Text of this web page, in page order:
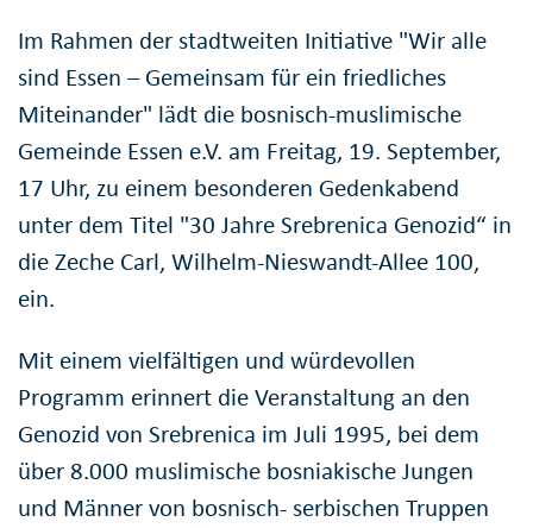
Im Rahmen der stadtweiten Initiative "Wir alle
sind Essen – Gemeinsam für ein friedliches
Miteinander" lädt die bosnisch-muslimische
Gemeinde Essen e.V. am Freitag, 19. September,
17 Uhr, zu einem besonderen Gedenkabend
unter dem Titel "30 Jahre Srebrenica Genozid“ in
die Zeche Carl, Wilhelm-Nieswandt-Allee 100,
ein.
Mit einem vielfältigen und würdevollen
Programm erinnert die Veranstaltung an den
Genozid von Srebrenica im Juli 1995, bei dem
über 8.000 muslimische bosniakische Jungen
und Männer von bosnisch- serbischen Truppen